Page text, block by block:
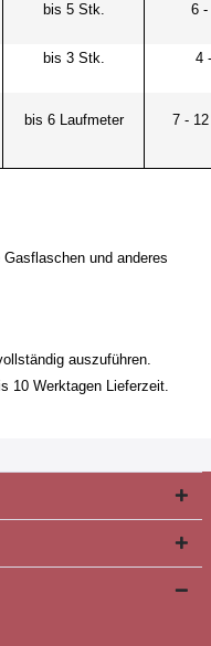
bis 5 Stk. 6
bis 3 Stk. 4
bis 6 Laufmeter 7 -
und anderes
auszuführen.
10 Werktagen Lieferzeit.